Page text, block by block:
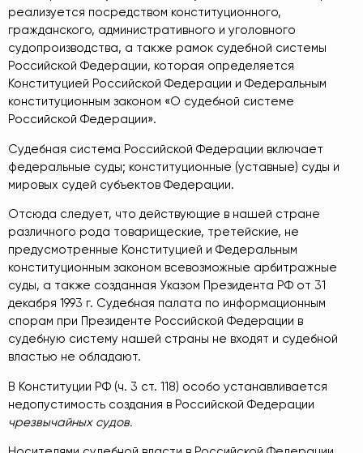
реализуется посредством конституционного,
гражданского, административного и уголовного
судопроизводства, а также рамок судебной системы
Российской Федерации, которая определяется
Конституцией Российской Федерации и Федеральным
конституционным законом «О судебной системе
Российской Федерации».
Судебная система Российской Федерации включает
федеральные суды; конституционные (уставные) суды и
мировых судей субъектов Федерации.
Отсюда следует, что действующие в нашей стране
различного рода товарищеские, третейские, не
предусмотренные Конституцией и Федеральным
конституционным законом всевозможные арбитражные
суды, а также созданная Указом Президента РФ от 31
декабря 1993 г. Судебная палата по информационным
спорам при Президенте Российской Федерации в
судебную систему нашей страны не входят и судебной
властью не обладают.
В Конституции РФ (ч. 3 ст. 118) особо устанавливается
недопустимость создания в Российской Федерации
чрезвычайных судов.